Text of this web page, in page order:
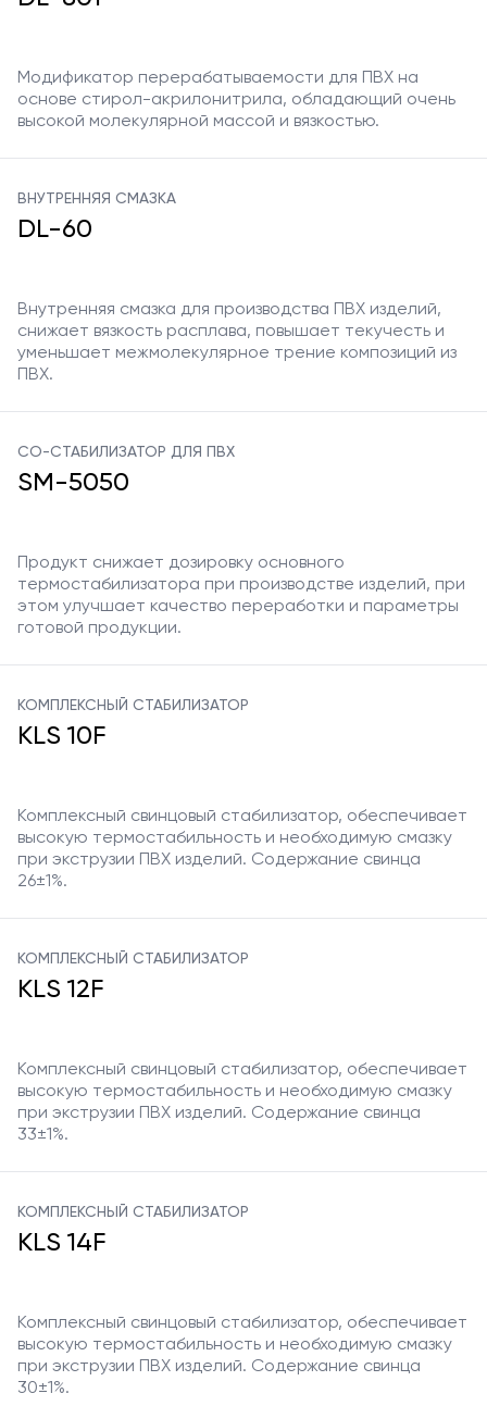
Модификатор перерабатываемости для ПВХ на
основе стирол-акрилонитрила, обладающий очень
высокой молекулярной массой и вязкостью.
ВНУТРЕННЯЯ СМАЗКА
DL-60
Внутренняя смазка для производства ПВХ изделий,
снижает вязкость расплава, повышает текучесть и
уменьшает межмолекулярное трение композиций из
ПВХ.
СО-СТАБИЛИЗАТОР ДЛЯ ПВХ
SM-5050
Продукт снижает дозировку основного
термостабилизатора при производстве изделий, при
этом улучшает качество переработки и параметры
готовой продукции.
КОМПЛЕКСНЫЙ СТАБИЛИЗАТОР
KLS 10F
Комплексный свинцовый стабилизатор, обеспечивает
высокую термостабильность и необходимую смазку
при экструзии ПВХ изделий. Содержание свинца
26±1%.
КОМПЛЕКСНЫЙ СТАБИЛИЗАТОР
KLS 12F
Комплексный свинцовый стабилизатор, обеспечивает
высокую термостабильность и необходимую смазку
при экструзии ПВХ изделий. Содержание свинца
33±1%.
КОМПЛЕКСНЫЙ СТАБИЛИЗАТОР
KLS 14F
Комплексный свинцовый стабилизатор, обеспечивает
высокую термостабильность и необходимую смазку
при экструзии ПВХ изделий. Содержание свинца
30±1%.